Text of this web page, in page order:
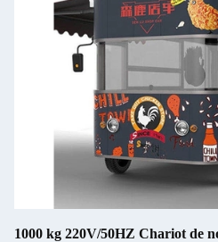
1000 kg 220V/50HZ Chariot de